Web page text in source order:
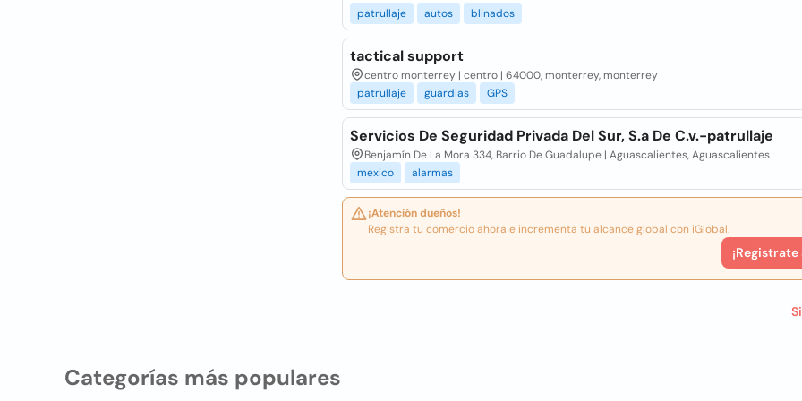
patrullaje
autos blinados
tactical support
centro monterrey | centro | 64000, monterrey, monterrey
patrullaje
guardias GPS
Servicios De Seguridad Privada Del Sur, S.a De C.v.-patrullaje
Benjamín De La Mora 334, Barrio De Guadalupe | Aguascalientes, Aguascalientes
mexico
alarmas
¡Atención dueños!
Registra tu comercio ahora e incrementa tu alcance global con iGlobal.
¡Registrate
Categorías más populares